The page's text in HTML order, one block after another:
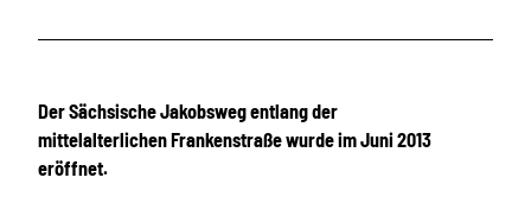
Der Sächsische Jakobsweg entlang der
mittelalterlichen Frankenstraße wurde im Juni 2013
eröffnet.